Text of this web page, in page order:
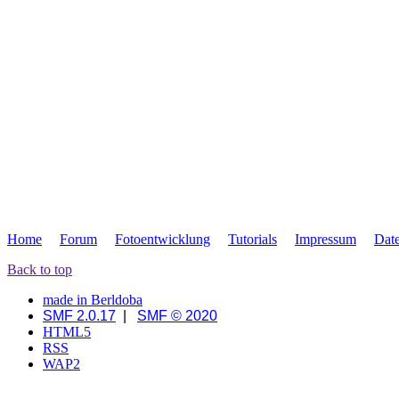
Home Forum Fotoentwicklung Tutorials Impressum
Back to top
made in Berldoba
SMF 2.0.17
SMF © 2020
HTML5
RSS
WAP2